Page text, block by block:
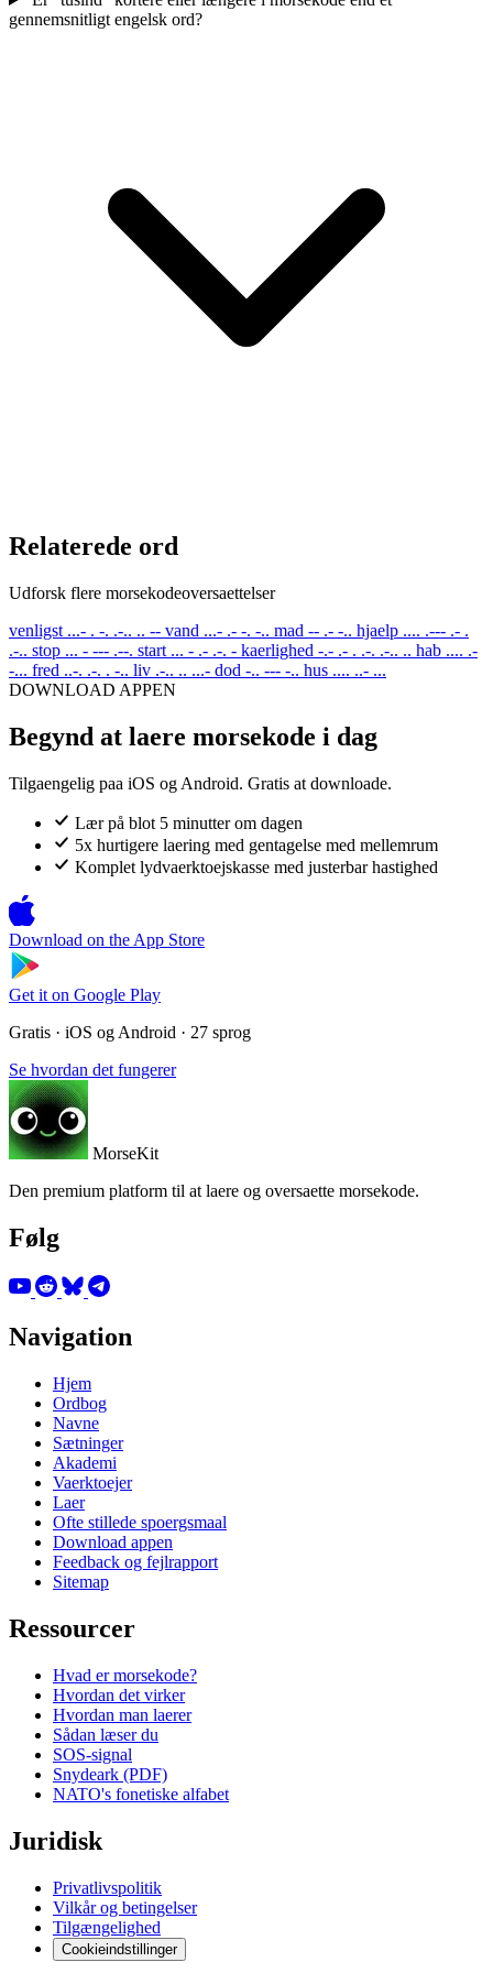
gennemsnitligt engelsk ord?
Relaterede ord
Udforsk flere morsekodeoversaettelser
venligst ...- . -. .-.. .. -- vand ...- .- -. -.. mad -- .- -.. hjaelp .... .--- .- .
.-.. stop ... - --- .--. start ... - .- .-. - kaerlighed -.- .- . .-. .-.. .. hab .... .-
-... fred ..-. .-. . -.. liv .-.. .. ...- dod -.. --- -.. hus .... ..- ...
DOWNLOAD APPEN
Begynd at laere morsekode i dag
Tilgaengelig paa iOS og Android. Gratis at downloade.
Lær på blot 5 minutter om dagen
5x hurtigere laering med gentagelse med mellemrum
Komplet lydvaerktoejskasse med justerbar hastighed
Download on the App Store
Get it on Google Play
Gratis · iOS og Android · 27 sprog
Se hvordan det fungerer
MorseKit
Den premium platform til at laere og oversaette morsekode.
Følg
Navigation
Hjem
Ordbog
Navne
Sætninger
Akademi
Vaerktoejer
Laer
Ofte stillede spoergsmaal
Download appen
Feedback og fejlrapport
Sitemap
Ressourcer
Hvad er morsekode?
Hvordan det virker
Hvordan man laerer
Sådan læser du
SOS-signal
Snydeark (PDF)
NATO's fonetiske alfabet
Juridisk
Privatlivspolitik
Vilkår og betingelser
Tilgængelighed
Cookieindstillinger